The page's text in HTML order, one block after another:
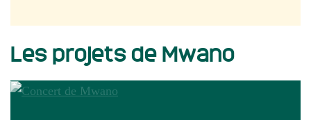
Les projets de Mwano